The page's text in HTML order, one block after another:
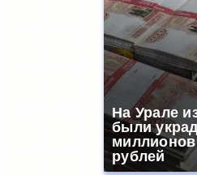
На Урале
были
миллионов
рублей